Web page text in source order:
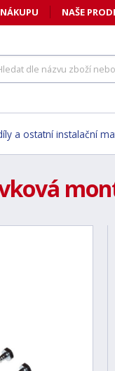
NAŠE
a ostatní instalační